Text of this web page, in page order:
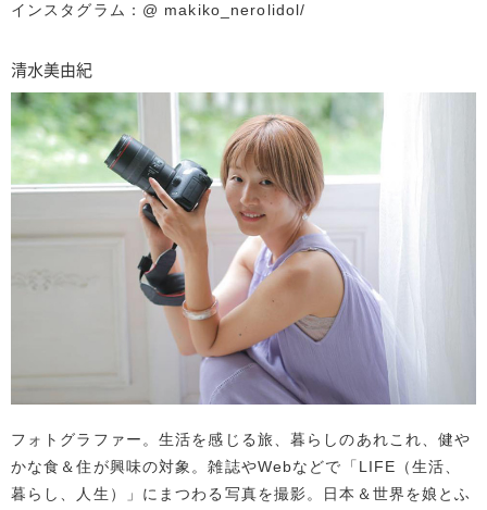
インスタグラム：@ makiko_nerolidol/
清水美由紀
フォトグラファー。生活を感じる旅、暮らしのあれこれ、健や
かな食＆住が興味の対象。雑誌やWebなどで「LIFE（生活、
暮らし、人生）」にまつわる写真を撮影。日本＆世界を娘とふ